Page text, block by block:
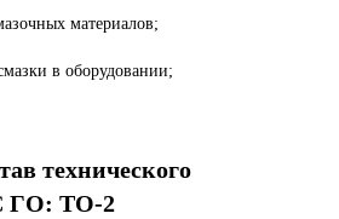
материалов;
в оборудовании;
технического
ГО: ТО-2